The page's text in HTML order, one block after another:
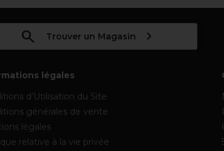
Trouver un Magasin
légales
d’Utilisation du Site
générales de vente
légales
relative à la vie privée